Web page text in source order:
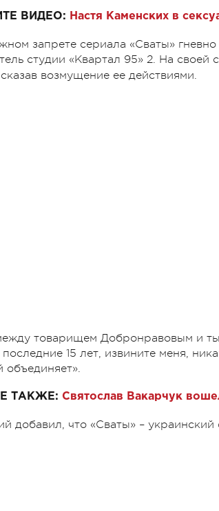
ВИДЕО: Настя Каменских в
запрете сериала «Сваты» гневно
студии «Квартал 95» 2. На
возмущение ее действиями.
товарищем Добронравовым и
15 лет, извините меня,
объединяет».
ТАКЖЕ: Святослав Вакарчук
добавил, что «Сваты» –